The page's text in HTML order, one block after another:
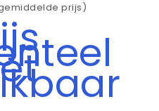
prijs)